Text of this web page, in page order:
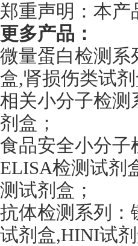
郑重声明：本
更多产品：
微量蛋白检测系
盒,肾损伤类试剂
相关小分子检测
剂盒；
食品安全小分子
ELISA检测试剂
测试剂盒；
抗体检测系列：
试剂盒,HINI试剂